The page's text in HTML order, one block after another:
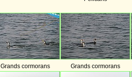
Grands cormorans Grands cormorans